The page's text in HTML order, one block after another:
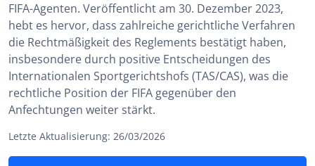
FIFA-Agenten. Veröffentlicht am 30. Dezember 2023,
hebt es hervor, dass zahlreiche gerichtliche Verfahren
die Rechtmäßigkeit des Reglements bestätigt haben,
insbesondere durch positive Entscheidungen des
Internationalen Sportgerichtshofs (TAS/CAS), was die
rechtliche Position der FIFA gegenüber den
Anfechtungen weiter stärkt.
Letzte Aktualisierung: 26/03/2026